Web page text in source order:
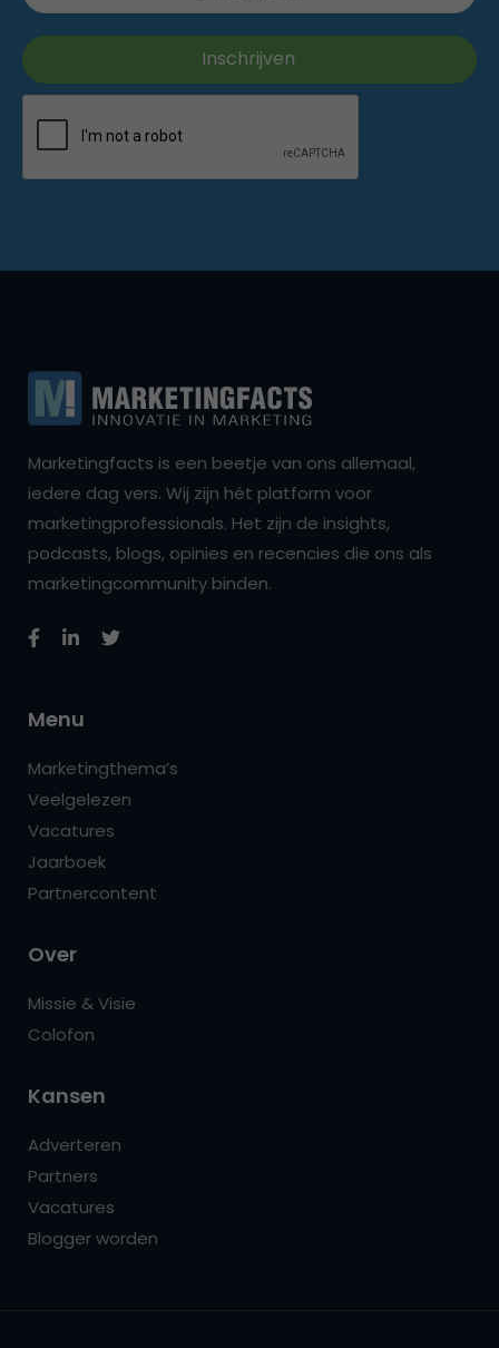
Marketingfacts is een beetje van ons allemaal,
iedere dag vers. Wij zijn hét platform voor
marketingprofessionals. Het zijn de insights,
podcasts, blogs, opinies en recencies die ons als
marketingcommunity binden.
Menu
Marketingthema’s
Veelgelezen
Vacatures
Jaarboek
Partnercontent
Over
Missie & Visie
Colofon
Kansen
Adverteren
Partners
Vacatures
Blogger worden